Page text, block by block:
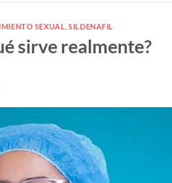
SEXUAL ,SILDENAFIL
sirve realmente?